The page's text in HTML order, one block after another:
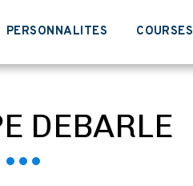
PERSONNALITES COURSES
DEBARLE